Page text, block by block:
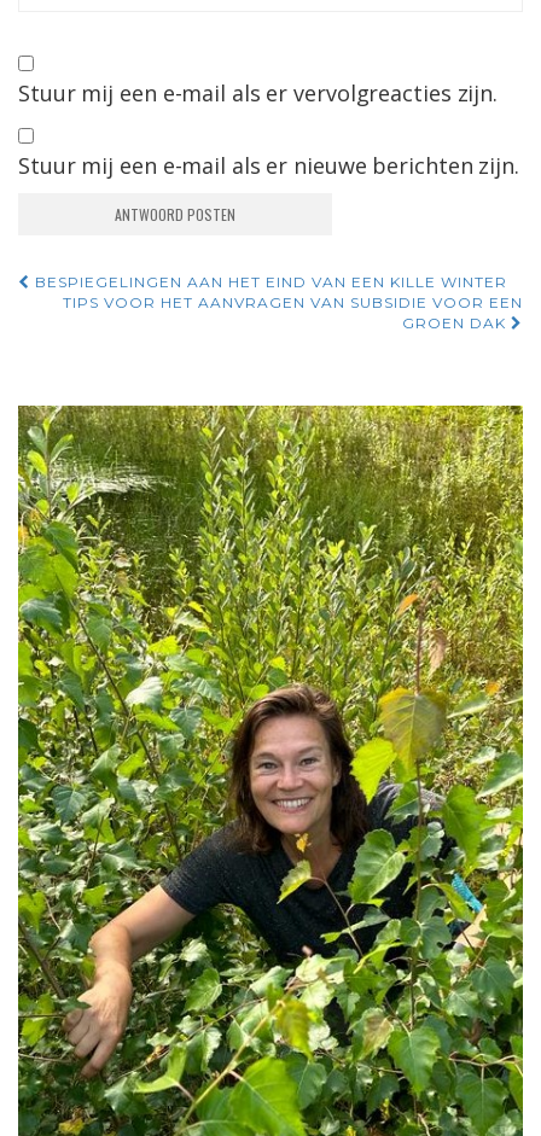
Stuur mij een e-mail als er vervolgreacties zijn.
Stuur mij een e-mail als er nieuwe berichten zijn.
Navigatie
BESPIEGELINGEN AAN HET EIND VAN EEN KILLE WINTER
TIPS VOOR HET AANVRAGEN VAN SUBSIDIE VOOR EEN
GROEN DAK